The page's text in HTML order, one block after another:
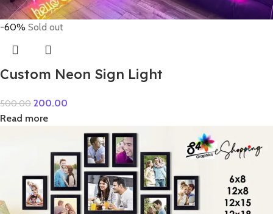
-60% Sold out
Custom Neon Sign Light
500.00 200.00
Read more